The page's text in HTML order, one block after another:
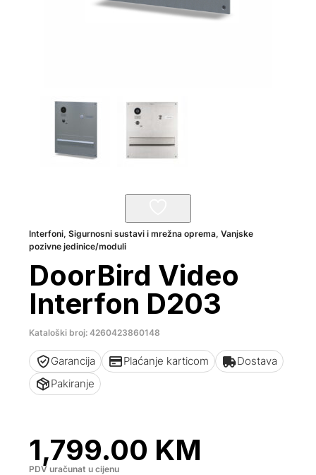
Interfoni,Sigurnosni sustavi i mrežna oprema,Vanjske
pozivne jedinice/moduli
DoorBird Video
Interfon D203
Kataloški broj: 4260423860148
Garancija Plaćanje karticom
Dostava
Pakiranje
1,799.00 KM
PDV uračunat u cijenu